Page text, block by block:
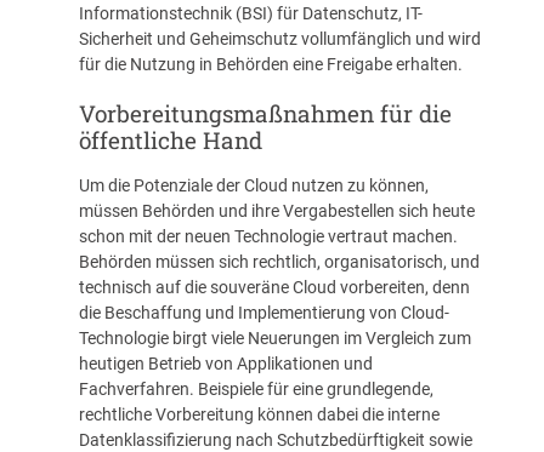
Informationstechnik (BSI) für Datenschutz, IT-
Sicherheit und Geheimschutz vollumfänglich und wird
für die Nutzung in Behörden eine Freigabe erhalten.
Vorbereitungsmaßnahmen für die
öffentliche Hand
Um die Potenziale der Cloud nutzen zu können,
müssen Behörden und ihre Vergabestellen sich heute
schon mit der neuen Technologie vertraut machen.
Behörden müssen sich rechtlich, organisatorisch, und
technisch auf die souveräne Cloud vorbereiten, denn
die Beschaffung und Implementierung von Cloud-
Technologie birgt viele Neuerungen im Vergleich zum
heutigen Betrieb von Applikationen und
Fachverfahren. Beispiele für eine grundlegende,
rechtliche Vorbereitung können dabei die interne
Datenklassifizierung nach Schutzbedürftigkeit sowie